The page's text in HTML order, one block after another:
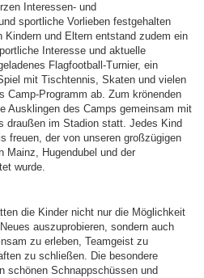
Interessen- und
sportliche Vorlieben festgehalten
Kindern und Eltern entstand zudem ein
Interesse und aktuelle
Flagfootball-Turnier, ein
mit Tischtennis, Skaten und vielen
Camp-Programm ab. Zum krönenden
Ausklingen des Camps gemeinsam mit
draußen im Stadion statt. Jedes Kind
freuen, der von unseren großzügigen
Mainz, Hugendubel und der
wurde.
die Kinder nicht nur die Möglichkeit
auszuprobieren, sondern auch
zu erleben, Teamgeist zu
zu schließen. Die besondere
schönen Schnappschüssen und